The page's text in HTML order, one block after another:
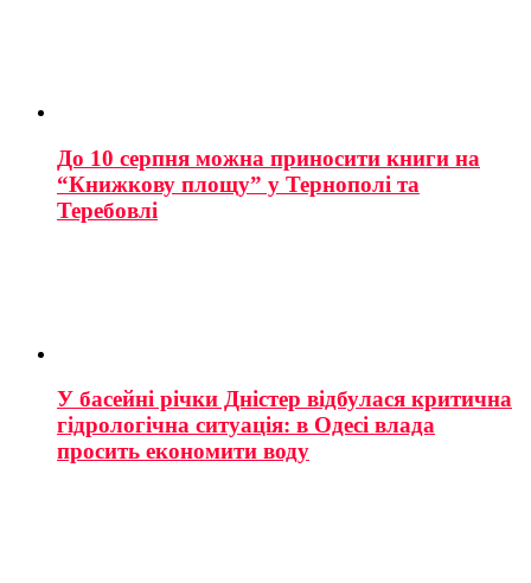
До 10 серпня можна приносити книги на
“Книжкову площу” у Тернополі та
Теребовлі
У басейні річки Дністер відбулася критична
гідрологічна ситуація: в Одесі влада
просить економити воду